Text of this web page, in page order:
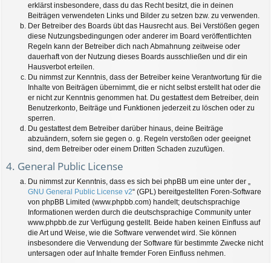
erklärst insbesondere, dass du das Recht besitzt, die in deinen
Beiträgen verwendeten Links und Bilder zu setzen bzw. zu verwenden.
Der Betreiber des Boards übt das Hausrecht aus. Bei Verstößen gegen
diese Nutzungsbedingungen oder anderer im Board veröffentlichten
Regeln kann der Betreiber dich nach Abmahnung zeitweise oder
dauerhaft von der Nutzung dieses Boards ausschließen und dir ein
Hausverbot erteilen.
Du nimmst zur Kenntnis, dass der Betreiber keine Verantwortung für die
Inhalte von Beiträgen übernimmt, die er nicht selbst erstellt hat oder die
er nicht zur Kenntnis genommen hat. Du gestattest dem Betreiber, dein
Benutzerkonto, Beiträge und Funktionen jederzeit zu löschen oder zu
sperren.
Du gestattest dem Betreiber darüber hinaus, deine Beiträge
abzuändern, sofern sie gegen o. g. Regeln verstoßen oder geeignet
sind, dem Betreiber oder einem Dritten Schaden zuzufügen.
4. General Public License
Du nimmst zur Kenntnis, dass es sich bei phpBB um eine unter der „
GNU General Public License v2“ (GPL) bereitgestellten Foren-Software
von phpBB Limited (www.phpbb.com) handelt; deutschsprachige
Informationen werden durch die deutschsprachige Community unter
www.phpbb.de zur Verfügung gestellt. Beide haben keinen Einfluss auf
die Art und Weise, wie die Software verwendet wird. Sie können
insbesondere die Verwendung der Software für bestimmte Zwecke nicht
untersagen oder auf Inhalte fremder Foren Einfluss nehmen.